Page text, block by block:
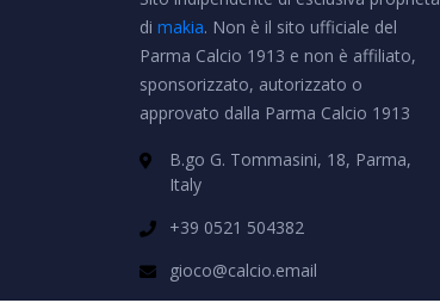
di makia. Non è il sito ufficiale del
Parma Calcio 1913 e non è affiliato,
sponsorizzato, autorizzato o
approvato dalla Parma Calcio 1913
B.go G. Tommasini, 18, Parma,
Italy
+39 0521 504382
gioco@calcio.email